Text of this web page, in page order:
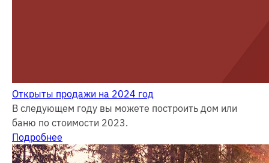
Открыты продажи на 2024 год
В следующем году вы можете построить дом или
баню по стоимости 2023.
Подробнее